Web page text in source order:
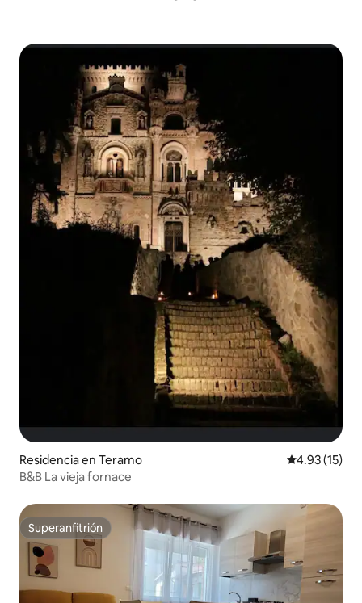
Residencia en Teramo Calificación
4.93 (15)
B&B La vieja fornace
Superanfitrión
Superanfitrión